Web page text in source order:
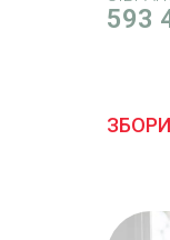
593
ЗБОРИ